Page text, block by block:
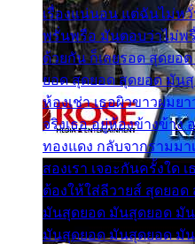
เรื่องแน่นอน แต่ฉันไม่ห
พรั่นพรือ มันตอบว่าไม่พรื่
ด้วยกัน ก็เลยรอด สุดยอ
ยอด สุดยอด สุดยอด มัน
ห้องเช่า เธอผิวขาวผมย
จริงเธอ อยู่ห้องข้างข้าง
ทองแดง กลับจากรามม
สองเรา เจอะกันครั้งใด
ต้องให้ใส่ลีวายส์ สุดยอ
มันสุดยอด มันสุดยอด มั
มันสุดยอด มันสุดยอด มั